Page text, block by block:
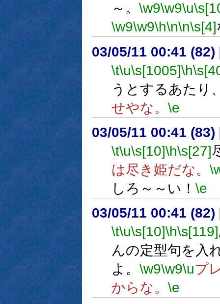
～。 \w9\w9\u
\w9\w9\h\n\n\s[4]
03/05/11 00:41 (82)
\t\u\s[1005]\h
うとするあたり
せやな。 \e
03/05/11 00:41 (83)
\t\u\s[10]\h\s[27]
は尽き姫だな。
しろ～～い！ \e
03/05/11 00:41 (82)
\t\u\s[10]\h\s[119]
んの定型句を入
よ。 \w9\w9\uプ
からな。 \e